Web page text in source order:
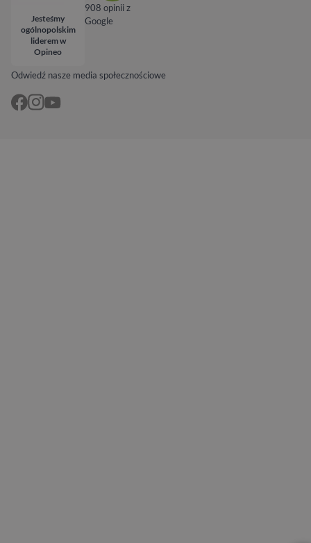
Odwiedź nasze media społecznościowe
Jesteśmy
ogólnopolskim
liderem w
Opineo
908 opinii z
Google